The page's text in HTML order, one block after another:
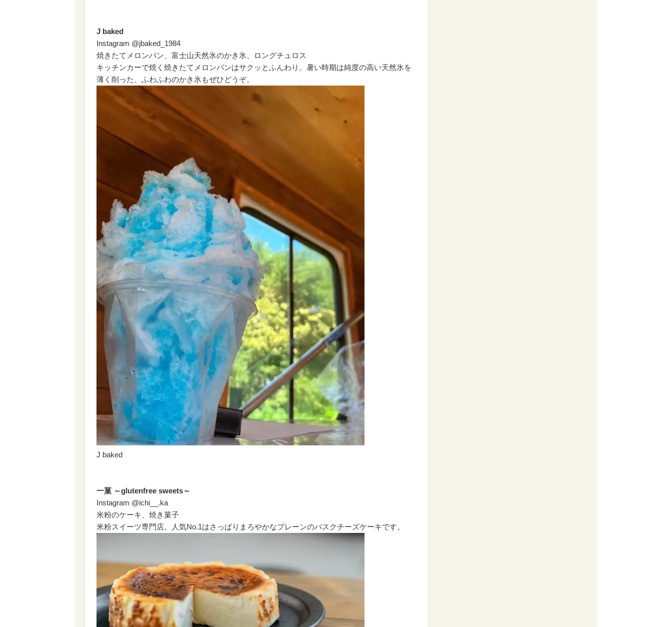
J baked
Instagram @jbaked_1984
焼きたてメロンパン、富士山天然氷のかき氷、ロングチュロス
キッチンカーで焼く焼きたてメロンパンはサクッとふんわり。暑い時期は純度の高い天然氷を
薄く削った、ふわふわのかき氷もぜひどうぞ。
J baked
一菓 ～glutenfree sweets～
Instagram @ichi__.ka
米粉のケーキ、焼き菓子
米粉スイーツ専門店。人気No.1はさっぱりまろやかなプレーンのバスクチーズケーキです。